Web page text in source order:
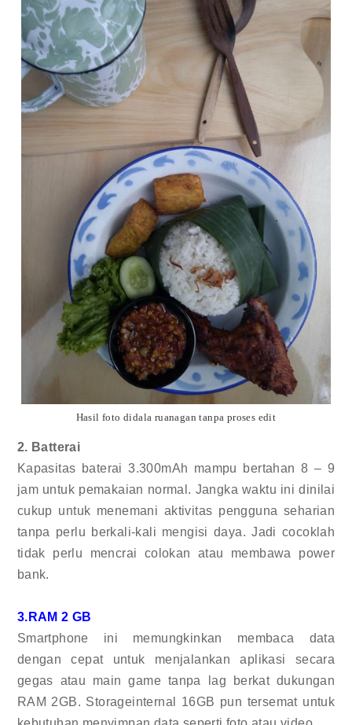
Hasil foto didala ruanagan tanpa proses edit
2. Batterai
Kapasitas baterai 3.300mAh mampu bertahan 8 – 9
jam untuk pemakaian normal. Jangka waktu ini dinilai
cukup untuk menemani aktivitas pengguna seharian
tanpa perlu berkali-kali mengisi daya. Jadi cocoklah
tidak perlu mencrai colokan atau membawa power
bank.
3.RAM 2 GB
Smartphone ini memungkinkan membaca data
dengan cepat untuk menjalankan aplikasi secara
gegas atau main game tanpa lag berkat dukungan
RAM 2GB. Storageinternal 16GB pun tersemat untuk